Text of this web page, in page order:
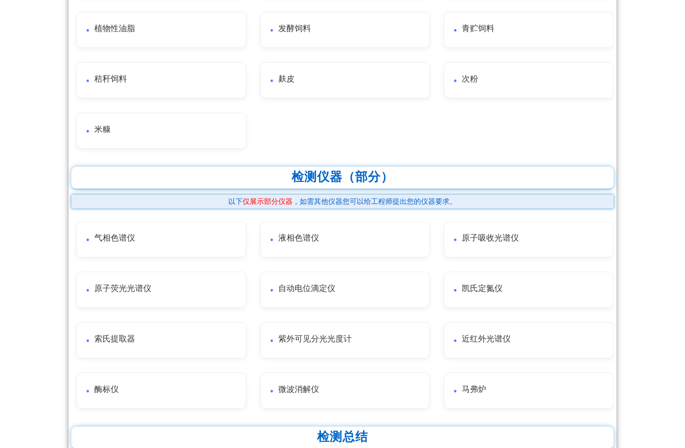
植物性油脂 发酵饲料 青贮饲料
秸秆饲料 麸皮 次粉
米糠
检测仪器（部分）
以下仅展示部分仪器 ，如需其他仪器您可以给工程师提出您的仪器要求。
气相色谱仪 液相色谱仪 原子吸收光谱仪
原子荧光光谱仪 自动电位滴定仪 凯氏定氮仪
索氏提取器 紫外可见分光光度计 近红外光谱仪
酶标仪 微波消解仪 马弗炉
检测总结